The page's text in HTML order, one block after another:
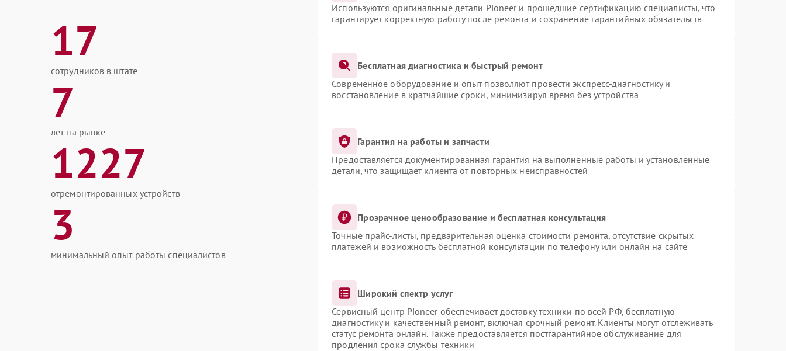
17
сотрудников в штате
7
лет на рынке
1227
отремонтированных устройств
3
минимальный опыт работы специалистов
Используются оригинальные детали Pioneer и прошедшие сертификацию специалисты, что
гарантирует корректную работу после ремонта и сохранение гарантийных обязательств
Бесплатная диагностика и быстрый ремонт
Современное оборудование и опыт позволяют провести экспресс-диагностику и
восстановление в кратчайшие сроки, минимизируя время без устройства
Гарантия на работы и запчасти
Предоставляется документированная гарантия на выполненные работы и установленные
детали, что защищает клиента от повторных неисправностей
Прозрачное ценообразование и бесплатная консультация
Точные прайс-листы, предварительная оценка стоимости ремонта, отсутствие скрытых
платежей и возможность бесплатной консультации по телефону или онлайн на сайте
Широкий спектр услуг
Сервисный центр Pioneer обеспечивает доставку техники по всей РФ, бесплатную
диагностику и качественный ремонт, включая срочный ремонт. Клиенты могут отслеживать
статус ремонта онлайн. Также предоставляется постгарантийное обслуживание для
продления срока службы техники